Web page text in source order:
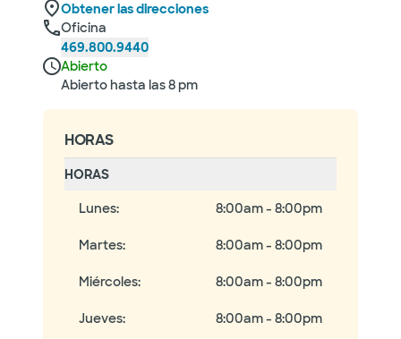
Obtener las direcciones
Oficina
469.800.9440
Abierto
Abierto hasta las 8 pm
HORAS
HORAS
Lunes: 8:00am - 8:00pm
Martes: 8:00am - 8:00pm
Miércoles: 8:00am - 8:00pm
Jueves: 8:00am - 8:00pm